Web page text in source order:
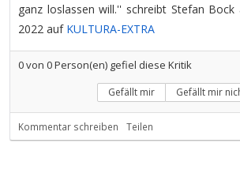
ganz loslassen will.'' schreibt Stefan
2022 auf KULTURA-EXTRA
0von 0Person(en) gefiel diese Kritik
Gefällt mir Gefällt mir
Kommentar schreiben Teilen